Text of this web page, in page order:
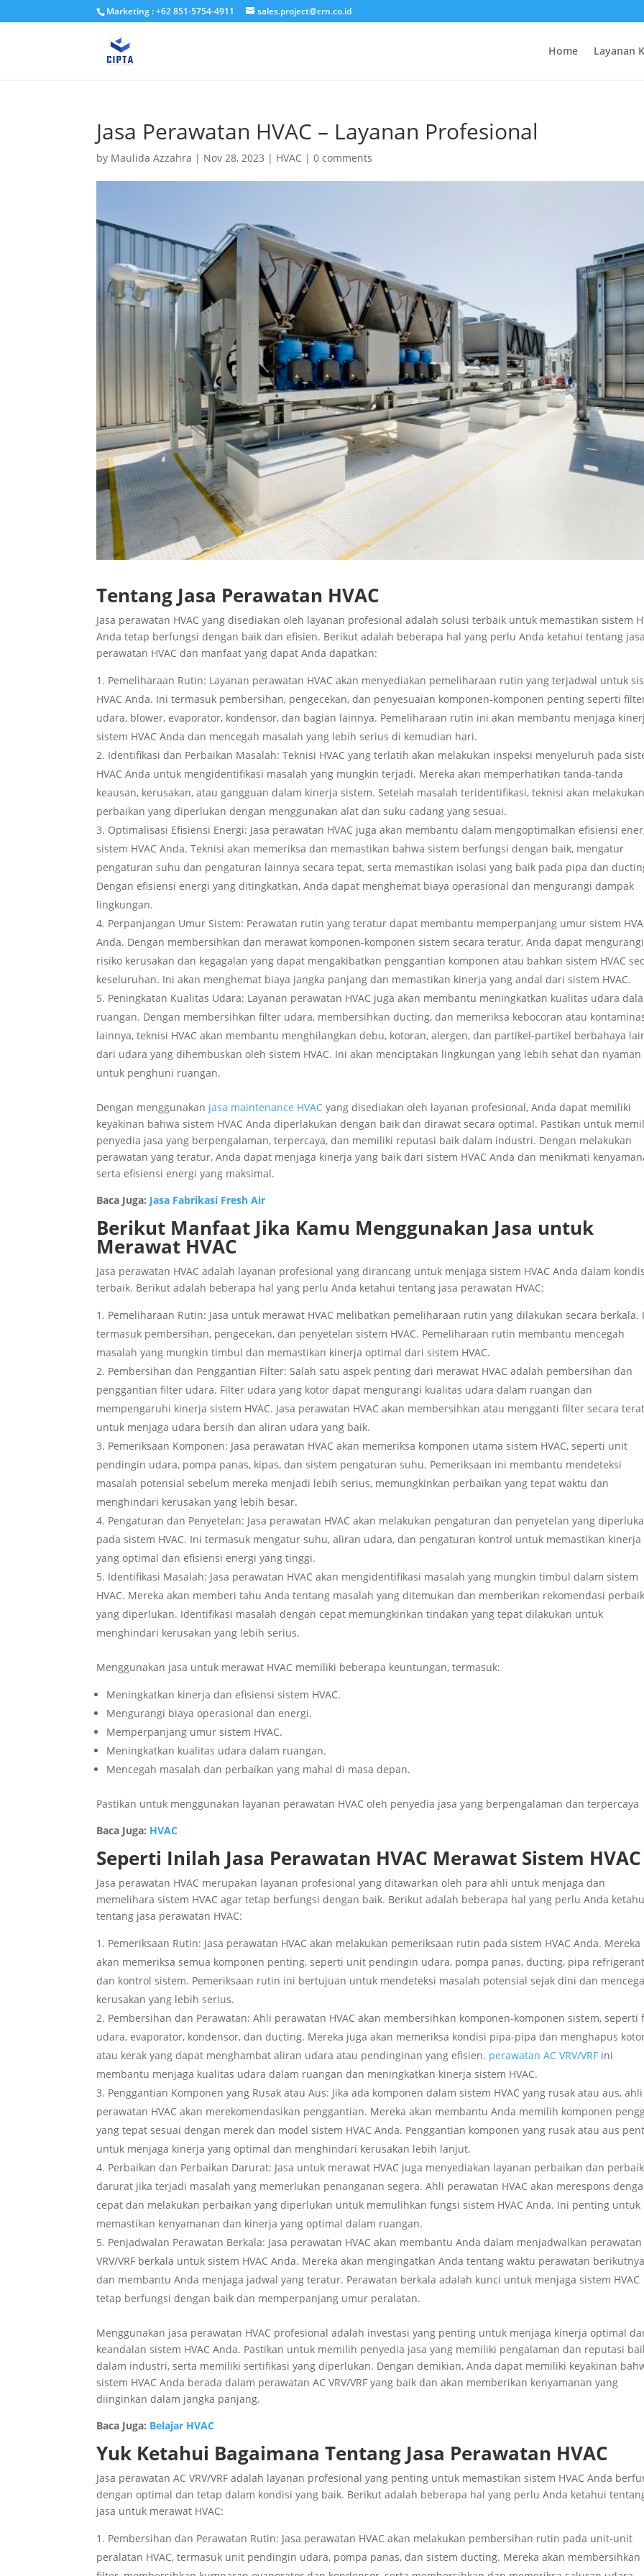
Marketing : +62 851-5754-4911 sales.project@crn.co.id
Home Layanan
Jasa Perawatan HVAC – Layanan Profesional
by Maulida Azzahra | Nov 28, 2023 | HVAC |0 comments
Tentang Jasa Perawatan HVAC
Jasa perawatan HVAC yang disediakan oleh layanan profesional adalah solusi terbaik untuk memastikan sistem
Anda tetap berfungsi dengan baik dan efisien. Berikut adalah beberapa hal yang perlu Anda ketahui tentang
perawatan HVAC dan manfaat yang dapat Anda dapatkan:
Pemeliharaan Rutin: Layanan perawatan HVAC akan menyediakan pemeliharaan rutin yang terjadwal untuk
HVAC Anda. Ini termasuk pembersihan, pengecekan, dan penyesuaian komponen-komponen penting seperti
udara, blower, evaporator, kondensor, dan bagian lainnya. Pemeliharaan rutin ini akan membantu menjaga
sistem HVAC Anda dan mencegah masalah yang lebih serius di kemudian hari.
Identifikasi dan Perbaikan Masalah: Teknisi HVAC yang terlatih akan melakukan inspeksi menyeluruh pada
HVAC Anda untuk mengidentifikasi masalah yang mungkin terjadi. Mereka akan memperhatikan tanda-tanda
keausan, kerusakan, atau gangguan dalam kinerja sistem. Setelah masalah teridentifikasi, teknisi akan
perbaikan yang diperlukan dengan menggunakan alat dan suku cadang yang sesuai.
Optimalisasi Efisiensi Energi: Jasa perawatan HVAC juga akan membantu dalam mengoptimalkan efisiensi
sistem HVAC Anda. Teknisi akan memeriksa dan memastikan bahwa sistem berfungsi dengan baik, mengatur
pengaturan suhu dan pengaturan lainnya secara tepat, serta memastikan isolasi yang baik pada pipa dan
Dengan efisiensi energi yang ditingkatkan, Anda dapat menghemat biaya operasional dan mengurangi dampak
lingkungan.
Perpanjangan Umur Sistem: Perawatan rutin yang teratur dapat membantu memperpanjang umur sistem
Anda. Dengan membersihkan dan merawat komponen-komponen sistem secara teratur, Anda dapat mengurangi
risiko kerusakan dan kegagalan yang dapat mengakibatkan penggantian komponen atau bahkan sistem HVAC
keseluruhan. Ini akan menghemat biaya jangka panjang dan memastikan kinerja yang andal dari sistem HVAC.
Peningkatan Kualitas Udara: Layanan perawatan HVAC juga akan membantu meningkatkan kualitas udara
ruangan. Dengan membersihkan filter udara, membersihkan ducting, dan memeriksa kebocoran atau
lainnya, teknisi HVAC akan membantu menghilangkan debu, kotoran, alergen, dan partikel-partikel berbahaya
dari udara yang dihembuskan oleh sistem HVAC. Ini akan menciptakan lingkungan yang lebih sehat dan nyaman
untuk penghuni ruangan.
Dengan menggunakan jasa maintenance HVAC yang disediakan oleh layanan profesional, Anda dapat memiliki
keyakinan bahwa sistem HVAC Anda diperlakukan dengan baik dan dirawat secara optimal. Pastikan untuk
penyedia jasa yang berpengalaman, terpercaya, dan memiliki reputasi baik dalam industri. Dengan melakukan
perawatan yang teratur, Anda dapat menjaga kinerja yang baik dari sistem HVAC Anda dan menikmati
serta efisiensi energi yang maksimal.
Baca Juga: Jasa Fabrikasi Fresh Air
Berikut Manfaat Jika Kamu Menggunakan Jasa untuk
Merawat HVAC
Jasa perawatan HVAC adalah layanan profesional yang dirancang untuk menjaga sistem HVAC Anda dalam
terbaik. Berikut adalah beberapa hal yang perlu Anda ketahui tentang jasa perawatan HVAC:
Pemeliharaan Rutin: Jasa untuk merawat HVAC melibatkan pemeliharaan rutin yang dilakukan secara berkala.
termasuk pembersihan, pengecekan, dan penyetelan sistem HVAC. Pemeliharaan rutin membantu mencegah
masalah yang mungkin timbul dan memastikan kinerja optimal dari sistem HVAC.
Pembersihan dan Penggantian Filter: Salah satu aspek penting dari merawat HVAC adalah pembersihan dan
penggantian filter udara. Filter udara yang kotor dapat mengurangi kualitas udara dalam ruangan dan
mempengaruhi kinerja sistem HVAC. Jasa perawatan HVAC akan membersihkan atau mengganti filter secara
untuk menjaga udara bersih dan aliran udara yang baik.
Pemeriksaan Komponen: Jasa perawatan HVAC akan memeriksa komponen utama sistem HVAC, seperti unit
pendingin udara, pompa panas, kipas, dan sistem pengaturan suhu. Pemeriksaan ini membantu mendeteksi
masalah potensial sebelum mereka menjadi lebih serius, memungkinkan perbaikan yang tepat waktu dan
menghindari kerusakan yang lebih besar.
Pengaturan dan Penyetelan: Jasa perawatan HVAC akan melakukan pengaturan dan penyetelan yang
pada sistem HVAC. Ini termasuk mengatur suhu, aliran udara, dan pengaturan kontrol untuk memastikan kinerja
yang optimal dan efisiensi energi yang tinggi.
Identifikasi Masalah: Jasa perawatan HVAC akan mengidentifikasi masalah yang mungkin timbul dalam sistem
HVAC. Mereka akan memberi tahu Anda tentang masalah yang ditemukan dan memberikan rekomendasi
yang diperlukan. Identifikasi masalah dengan cepat memungkinkan tindakan yang tepat dilakukan untuk
menghindari kerusakan yang lebih serius.
Menggunakan jasa untuk merawat HVAC memiliki beberapa keuntungan, termasuk:
Meningkatkan kinerja dan efisiensi sistem HVAC.
Mengurangi biaya operasional dan energi.
Memperpanjang umur sistem HVAC.
Meningkatkan kualitas udara dalam ruangan.
Mencegah masalah dan perbaikan yang mahal di masa depan.
Pastikan untuk menggunakan layanan perawatan HVAC oleh penyedia jasa yang berpengalaman dan terpercaya
Baca Juga: HVAC
Seperti Inilah Jasa Perawatan HVAC Merawat Sistem HVAC
Jasa perawatan HVAC merupakan layanan profesional yang ditawarkan oleh para ahli untuk menjaga dan
memelihara sistem HVAC agar tetap berfungsi dengan baik. Berikut adalah beberapa hal yang perlu Anda
tentang jasa perawatan HVAC:
Pemeriksaan Rutin: Jasa perawatan HVAC akan melakukan pemeriksaan rutin pada sistem HVAC Anda. Mereka
akan memeriksa semua komponen penting, seperti unit pendingin udara, pompa panas, ducting, pipa
dan kontrol sistem. Pemeriksaan rutin ini bertujuan untuk mendeteksi masalah potensial sejak dini dan
kerusakan yang lebih serius.
Pembersihan dan Perawatan: Ahli perawatan HVAC akan membersihkan komponen-komponen sistem, seperti
udara, evaporator, kondensor, dan ducting. Mereka juga akan memeriksa kondisi pipa-pipa dan menghapus
atau kerak yang dapat menghambat aliran udara atau pendinginan yang efisien. perawatan AC VRV/VRF ini
membantu menjaga kualitas udara dalam ruangan dan meningkatkan kinerja sistem HVAC.
Penggantian Komponen yang Rusak atau Aus: Jika ada komponen dalam sistem HVAC yang rusak atau aus, ahli
perawatan HVAC akan merekomendasikan penggantian. Mereka akan membantu Anda memilih komponen
yang tepat sesuai dengan merek dan model sistem HVAC Anda. Penggantian komponen yang rusak atau aus
untuk menjaga kinerja yang optimal dan menghindari kerusakan lebih lanjut.
Perbaikan dan Perbaikan Darurat: Jasa untuk merawat HVAC juga menyediakan layanan perbaikan dan
darurat jika terjadi masalah yang memerlukan penanganan segera. Ahli perawatan HVAC akan merespons
cepat dan melakukan perbaikan yang diperlukan untuk memulihkan fungsi sistem HVAC Anda. Ini penting untuk
memastikan kenyamanan dan kinerja yang optimal dalam ruangan.
Penjadwalan Perawatan Berkala: Jasa perawatan HVAC akan membantu Anda dalam menjadwalkan perawatan
VRV/VRF berkala untuk sistem HVAC Anda. Mereka akan mengingatkan Anda tentang waktu perawatan
dan membantu Anda menjaga jadwal yang teratur. Perawatan berkala adalah kunci untuk menjaga sistem HVAC
tetap berfungsi dengan baik dan memperpanjang umur peralatan.
Menggunakan jasa perawatan HVAC profesional adalah investasi yang penting untuk menjaga kinerja optimal
keandalan sistem HVAC Anda. Pastikan untuk memilih penyedia jasa yang memiliki pengalaman dan reputasi
dalam industri, serta memiliki sertifikasi yang diperlukan. Dengan demikian, Anda dapat memiliki keyakinan
sistem HVAC Anda berada dalam perawatan AC VRV/VRF yang baik dan akan memberikan kenyamanan yang
diinginkan dalam jangka panjang.
Baca Juga: Belajar HVAC
Yuk Ketahui Bagaimana Tentang Jasa Perawatan HVAC
Jasa perawatan AC VRV/VRF adalah layanan profesional yang penting untuk memastikan sistem HVAC Anda
dengan optimal dan tetap dalam kondisi yang baik. Berikut adalah beberapa hal yang perlu Anda ketahui
jasa untuk merawat HVAC:
Pembersihan dan Perawatan Rutin: Jasa perawatan HVAC akan melakukan pembersihan rutin pada unit-unit
peralatan HVAC, termasuk unit pendingin udara, pompa panas, dan sistem ducting. Mereka akan membersihkan